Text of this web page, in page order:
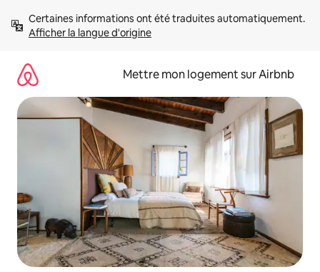
directement
Afficher la langue d'origine
Mettre mon logement sur Airbnb